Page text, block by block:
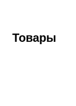
Товары